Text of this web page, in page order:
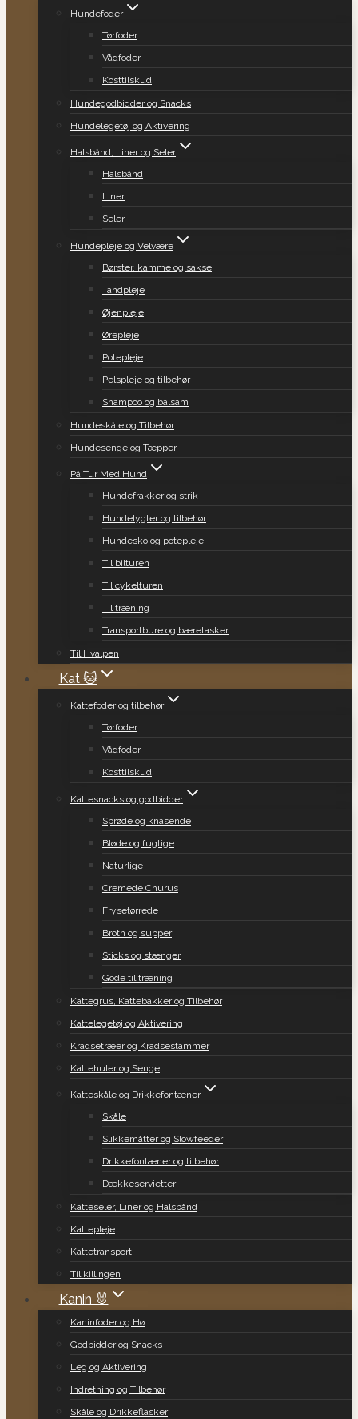
Hundefoder
Tørfoder
Vådfoder
Kosttilskud
Hundegodbidder og Snacks
Hundelegetøj og Aktivering
Halsbånd, Liner og Seler
Halsbånd
Liner
Seler
Hundepleje og Velvære
Børster, kamme og sakse
Tandpleje
Øjenpleje
Ørepleje
Potepleje
Pelspleje og tilbehør
Shampoo og balsam
Hundeskåle og Tilbehør
Hundesenge og Tæpper
På Tur Med Hund
Hundefrakker og strik
Hundelygter og tilbehør
Hundesko og potepleje
Til bilturen
Til cykelturen
Til træning
Transportbure og bæretasker
Til Hvalpen
Kat 🐱
Kattefoder og tilbehør
Tørfoder
Vådfoder
Kosttilskud
Kattesnacks og godbidder
Sprøde og knasende
Bløde og fugtige
Naturlige
Cremede Churus
Frysetørrede
Broth og supper
Sticks og stænger
Gode til træning
Kattegrus, Kattebakker og Tilbehør
Kattelegetøj og Aktivering
Kradsetræer og Kradsestammer
Kattehuler og Senge
Katteskåle og Drikkefontæner
Skåle
Slikkemåtter og Slowfeeder
Drikkefontæner og tilbehør
Dækkeservietter
Katteseler, Liner og Halsbånd
Kattepleje
Kattetransport
Til killingen
Kanin 🐰
Kaninfoder og Hø
Godbidder og Snacks
Leg og Aktivering
Indretning og Tilbehør
Skåle og Drikkeflasker